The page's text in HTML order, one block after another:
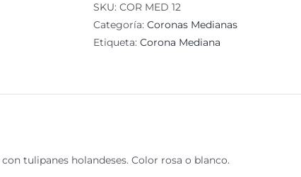
SKU: COR MED 12
Categoría: Coronas Medianas
Etiqueta: Corona Mediana
con tulipanes holandeses. Color rosa o blanco.